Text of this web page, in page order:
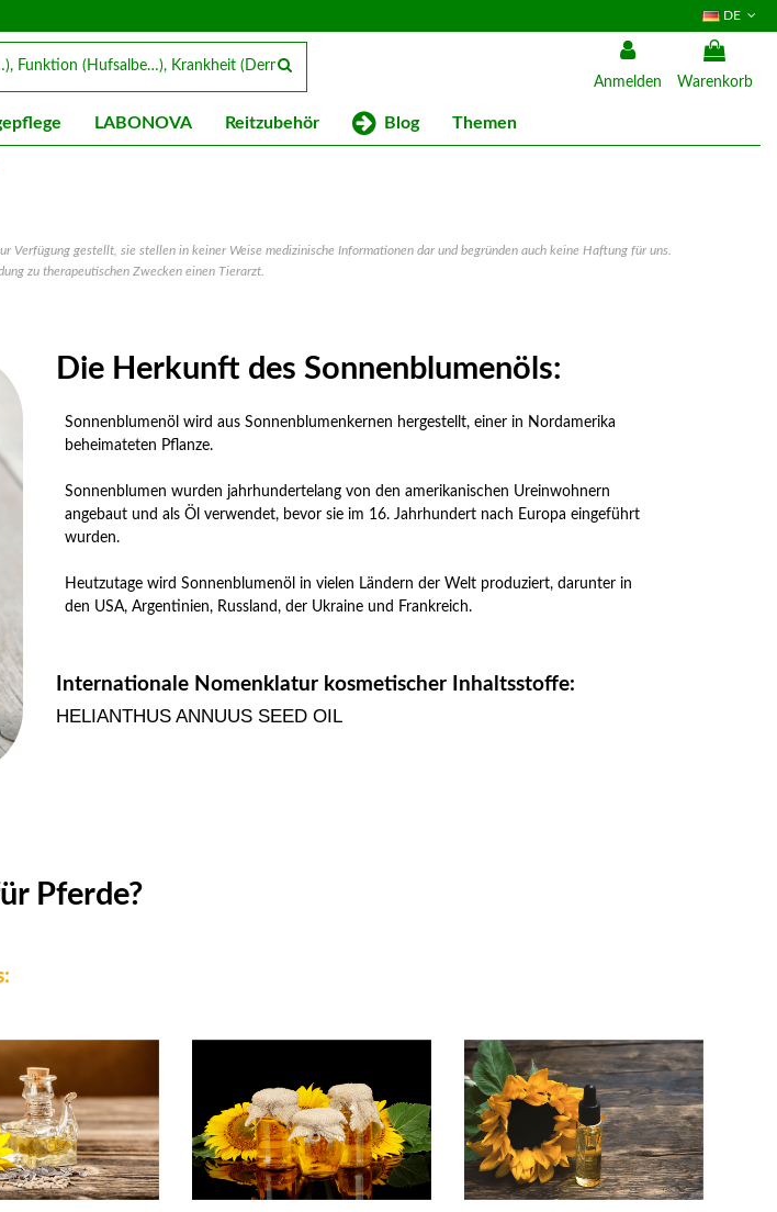
DE
Anmelden Warenkorb
LABONOVA Reitzubehör Blog Themen
Verfügung gestellt, sie stellen in keiner Weise medizinische Informationen dar und begründen auch keine Haftung für uns.
zu therapeutischen Zwecken einen Tierarzt.
Die Herkunft des Sonnenblumenöls:
Sonnenblumenöl wird aus Sonnenblumenkernen hergestellt, einer in Nordamerika
beheimateten Pflanze.
Sonnenblumen wurden jahrhundertelang von den amerikanischen Ureinwohnern
angebaut und als Öl verwendet, bevor sie im 16. Jahrhundert nach Europa eingeführt
wurden.
Heutzutage wird Sonnenblumenöl in vielen Ländern der Welt produziert, darunter in
den USA, Argentinien, Russland, der Ukraine und Frankreich.
Internationale Nomenklatur kosmetischer Inhaltsstoffe:
HELIANTHUS ANNUUS SEED OIL
Pferde?